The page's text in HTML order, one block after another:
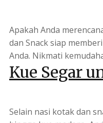
Apakah Anda
dan Snack siap
Anda. Nikmati
Kue Segar
Selain nasi kotak dan